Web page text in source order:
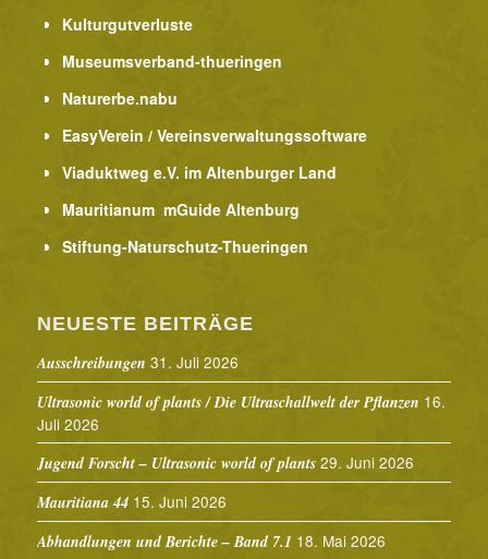
Kulturgutverluste
Museumsverband-thueringen
Naturerbe.nabu
EasyVerein / Vereinsverwaltungssoftware
Viaduktweg e.V. im Altenburger Land
Mauritianum mGuide Altenburg
Stiftung-Naturschutz-Thueringen
NEUESTE BEITRÄGE
Ausschreibungen 31. Juli 2026
Ultrasonic world of plants / Die Ultraschallwelt der Pflanzen 16.
Juli 2026
Jugend Forscht – Ultrasonic world of plants 29. Juni 2026
Mauritiana 44 15. Juni 2026
Abhandlungen und Berichte – Band 7.1 18. Mai 2026